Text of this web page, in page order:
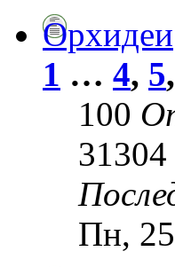
Орхидеи
1 … 4, 5,
100
31304
Пн,